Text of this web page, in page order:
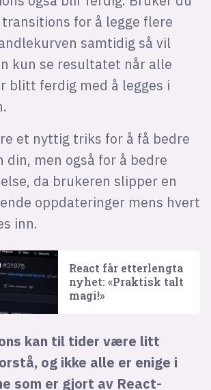
for å legge flere
samtidig så vil
kun se resultatet når alle
blitt ferdig med å legges i
et nyttig triks for å få bedre
din, men også for å bedre
da brukeren slipper en
oppdateringer mens hvert
inn.
React får etterlengta
nyhet: «Praktisk talt
magi!»
kan til tider være litt
og ikke alle er enige i
som er gjort av React-